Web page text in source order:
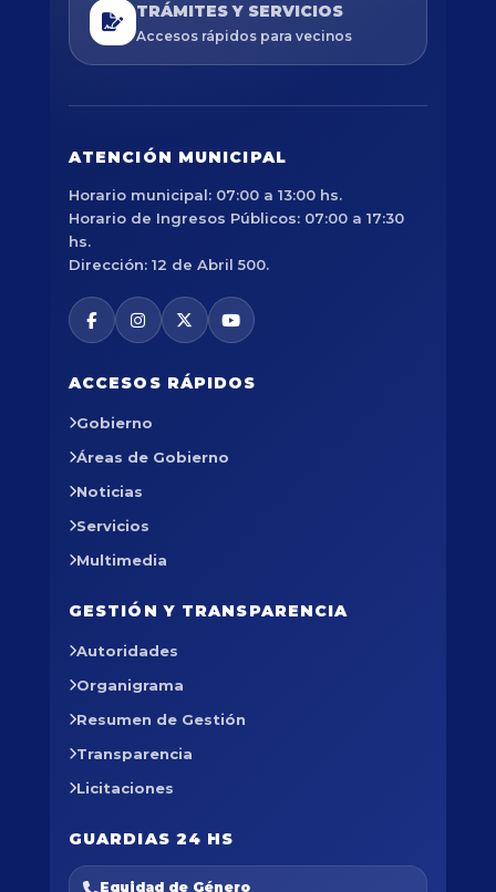
TRÁMITES Y SERVICIOS
Accesos rápidos para vecinos
ATENCIÓN MUNICIPAL
Horario municipal: 07:00 a 13:00 hs.
Horario de Ingresos Públicos: 07:00 a 17:30
hs.
Dirección: 12 de Abril 500.
ACCESOS RÁPIDOS
Gobierno
Áreas de Gobierno
Noticias
Servicios
Multimedia
GESTIÓN Y TRANSPARENCIA
Autoridades
Organigrama
Resumen de Gestión
Transparencia
Licitaciones
GUARDIAS 24 HS
Equidad de Género